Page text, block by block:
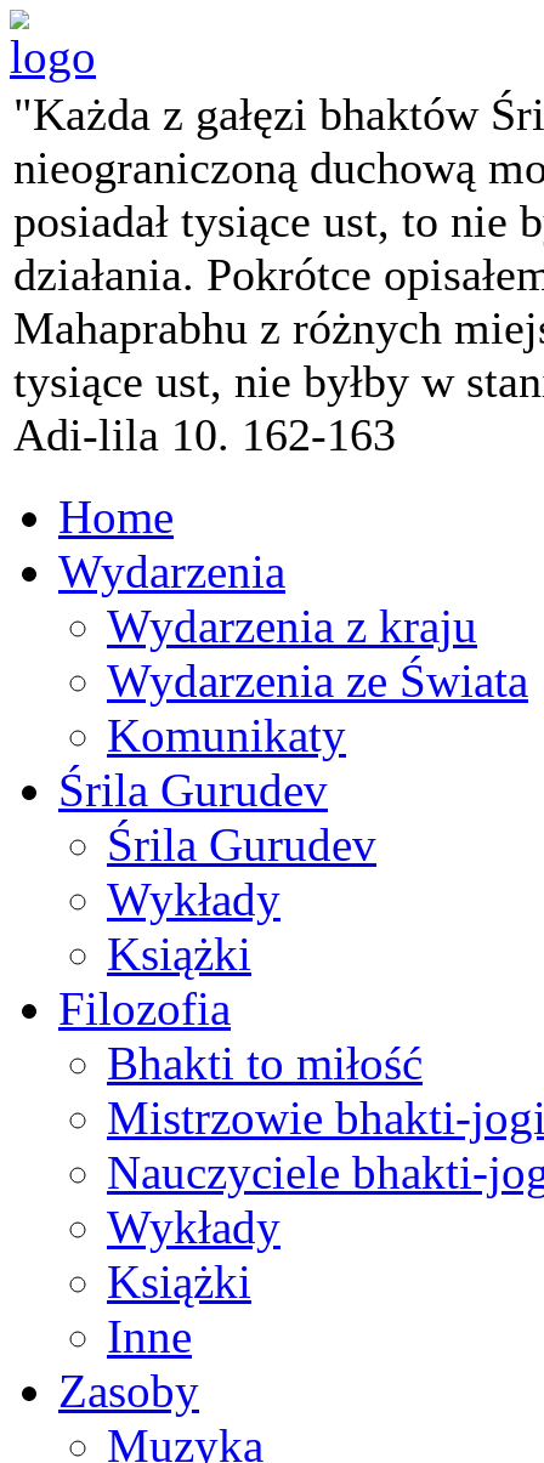
"Każda z gałęzi bhaktów
nieograniczoną duchową
posiadał tysiące ust, to nie
działania. Pokrótce
Mahaprabhu z różnych
tysiące ust, nie byłby w
Adi-lila 10. 162-163
Home
Wydarzenia
Wydarzenia z kraju
Wydarzenia ze Świata
Komunikaty
Śrila Gurudev
Śrila Gurudev
Wykłady
Książki
Filozofia
Bhakti to miłość
Mistrzowie bhakti-
Nauczyciele bhakti-
Wykłady
Książki
Inne
Zasoby
Muzyka